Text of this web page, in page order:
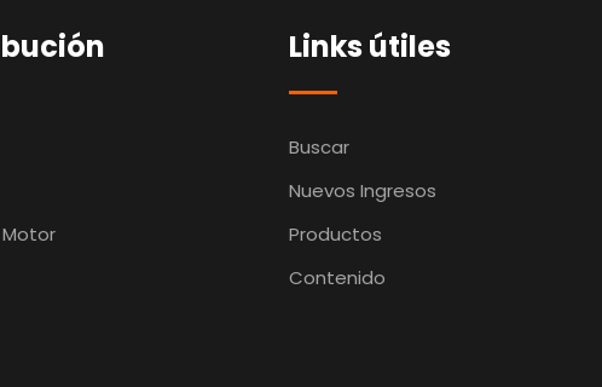
Links útiles
Buscar
Nuevos Ingresos
Productos
Contenido